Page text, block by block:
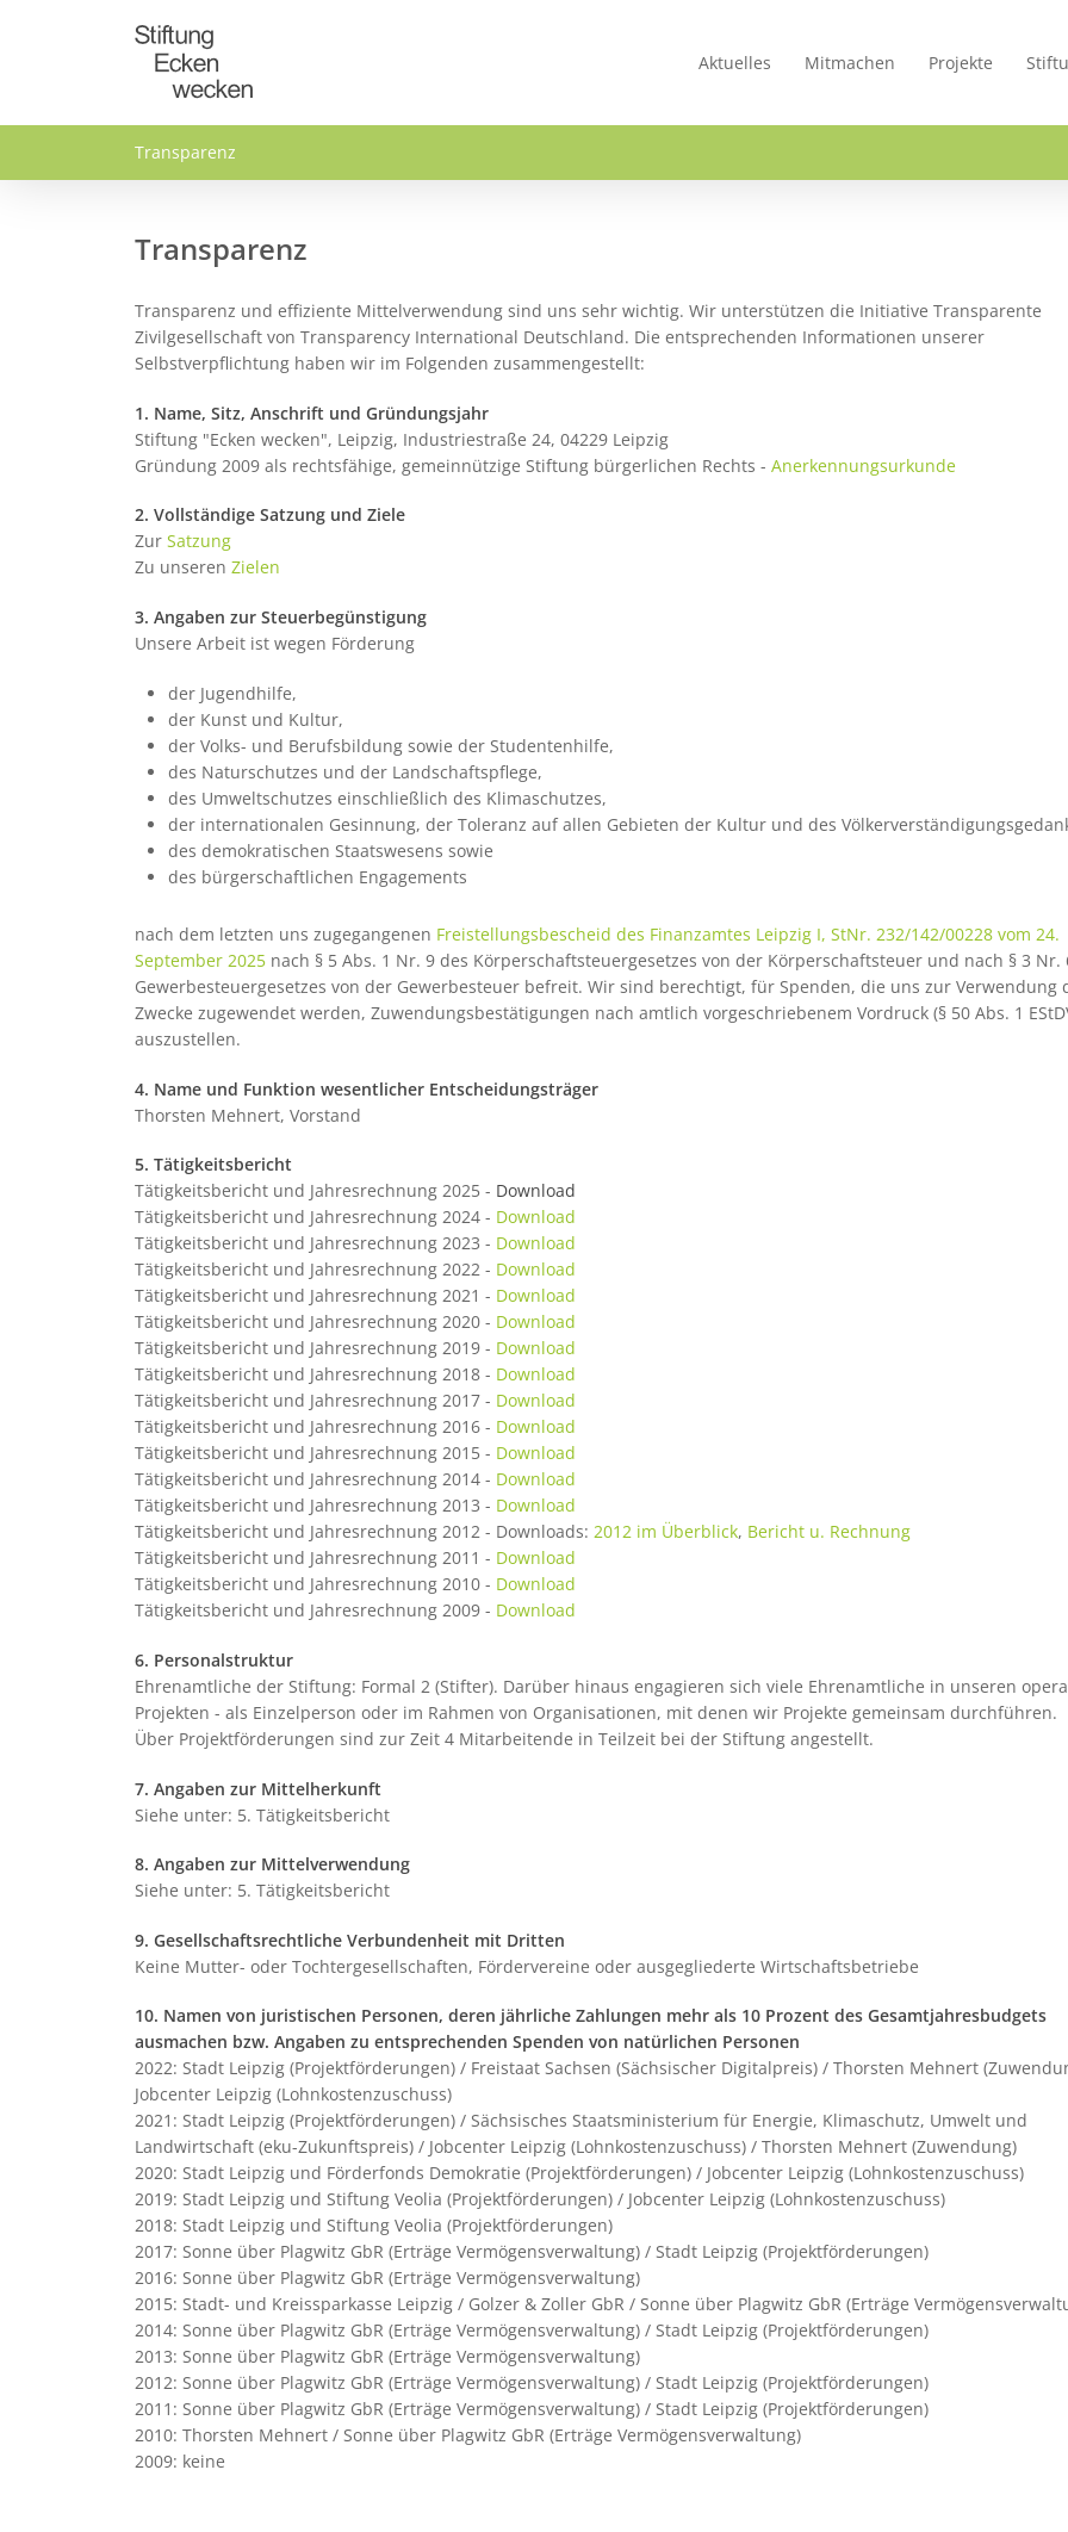
Aktuelles Mitmachen Projekte
Transparenz
Transparenz
Transparenz und effiziente Mittelverwendung sind uns sehr wichtig. Wir unterstützen die Initiative Transparente
Zivilgesellschaft von Transparency International Deutschland. Die entsprechenden Informationen unserer
Selbstverpflichtung haben wir im Folgenden zusammengestellt:
1. Name, Sitz, Anschrift und Gründungsjahr
Stiftung "Ecken wecken", Leipzig, Industriestraße 24, 04229 Leipzig
Gründung 2009 als rechtsfähige, gemeinnützige Stiftung bürgerlichen Rechts - Anerkennungsurkunde
2. Vollständige Satzung und Ziele
Zur Satzung
Zu unseren Zielen
3. Angaben zur Steuerbegünstigung
Unsere Arbeit ist wegen Förderung
der Jugendhilfe,
der Kunst und Kultur,
der Volks- und Berufsbildung sowie der Studentenhilfe,
des Naturschutzes und der Landschaftspflege,
des Umweltschutzes einschließlich des Klimaschutzes,
der internationalen Gesinnung, der Toleranz auf allen Gebieten der Kultur und des
des demokratischen Staatswesens sowie
des bürgerschaftlichen Engagements
nach dem letzten uns zugegangenen Freistellungsbescheid des Finanzamtes Leipzig I, StNr. 232/142/00228 vom 24.
September 2025nach § 5 Abs. 1 Nr. 9 des Körperschaftsteuergesetzes von der Körperschaftsteuer und nach § 3 Nr.
Gewerbesteuergesetzes von der Gewerbesteuer befreit. Wir sind berechtigt, für Spenden, die uns zur Verwendung
Zwecke zugewendet werden, Zuwendungsbestätigungen nach amtlich vorgeschriebenem Vordruck (§ 50 Abs. 1
auszustellen.
4. Name und Funktion wesentlicher Entscheidungsträger
Thorsten Mehnert, Vorstand
5. Tätigkeitsbericht
Tätigkeitsbericht und Jahresrechnung 2025 - Download
Tätigkeitsbericht und Jahresrechnung 2024 - Download
Tätigkeitsbericht und Jahresrechnung 2023 - Download
Tätigkeitsbericht und Jahresrechnung 2022 - Download
Tätigkeitsbericht und Jahresrechnung 2021 - Download
Tätigkeitsbericht und Jahresrechnung 2020 - Download
Tätigkeitsbericht und Jahresrechnung 2019 - Download
Tätigkeitsbericht und Jahresrechnung 2018 - Download
Tätigkeitsbericht und Jahresrechnung 2017 - Download
Tätigkeitsbericht und Jahresrechnung 2016 - Download
Tätigkeitsbericht und Jahresrechnung 2015 - Download
Tätigkeitsbericht und Jahresrechnung 2014 - Download
Tätigkeitsbericht und Jahresrechnung 2013 - Download
Tätigkeitsbericht und Jahresrechnung 2012 - Downloads: 2012 im Überblick, Bericht u. Rechnung
Tätigkeitsbericht und Jahresrechnung 2011 - Download
Tätigkeitsbericht und Jahresrechnung 2010 - Download
Tätigkeitsbericht und Jahresrechnung 2009 - Download
6. Personalstruktur
Ehrenamtliche der Stiftung: Formal 2 (Stifter). Darüber hinaus engagieren sich viele Ehrenamtliche in unseren
Projekten - als Einzelperson oder im Rahmen von Organisationen, mit denen wir Projekte gemeinsam durchführen.
Über Projektförderungen sind zur Zeit 4 Mitarbeitende in Teilzeit bei der Stiftung angestellt.
7. Angaben zur Mittelherkunft
Siehe unter: 5. Tätigkeitsbericht
8. Angaben zur Mittelverwendung
Siehe unter: 5. Tätigkeitsbericht
9. Gesellschaftsrechtliche Verbundenheit mit Dritten
Keine Mutter- oder Tochtergesellschaften, Fördervereine oder ausgegliederte Wirtschaftsbetriebe
10. Namen von juristischen Personen, deren jährliche Zahlungen mehr als 10 Prozent des Gesamtjahresbudgets
ausmachen bzw. Angaben zu entsprechenden Spenden von natürlichen Personen
2022: Stadt Leipzig (Projektförderungen) / Freistaat Sachsen (Sächsischer Digitalpreis) / Thorsten Mehnert
Jobcenter Leipzig (Lohnkostenzuschuss)
2021: Stadt Leipzig (Projektförderungen) / Sächsisches Staatsministerium für Energie, Klimaschutz, Umwelt und
Landwirtschaft (eku-Zukunftspreis) / Jobcenter Leipzig (Lohnkostenzuschuss) / Thorsten Mehnert (Zuwendung)
2020: Stadt Leipzig und Förderfonds Demokratie (Projektförderungen) / Jobcenter Leipzig (Lohnkostenzuschuss)
2019: Stadt Leipzig und Stiftung Veolia (Projektförderungen) / Jobcenter Leipzig (Lohnkostenzuschuss)
2018: Stadt Leipzig und Stiftung Veolia (Projektförderungen)
2017: Sonne über Plagwitz GbR (Erträge Vermögensverwaltung) / Stadt Leipzig (Projektförderungen)
2016: Sonne über Plagwitz GbR (Erträge Vermögensverwaltung)
2015: Stadt- und Kreissparkasse Leipzig / Golzer & Zoller GbR / Sonne über Plagwitz GbR (Erträge
2014: Sonne über Plagwitz GbR (Erträge Vermögensverwaltung) / Stadt Leipzig (Projektförderungen)
2013: Sonne über Plagwitz GbR (Erträge Vermögensverwaltung)
2012: Sonne über Plagwitz GbR (Erträge Vermögensverwaltung) / Stadt Leipzig (Projektförderungen)
2011: Sonne über Plagwitz GbR (Erträge Vermögensverwaltung) / Stadt Leipzig (Projektförderungen)
2010: Thorsten Mehnert / Sonne über Plagwitz GbR (Erträge Vermögensverwaltung)
2009: keine